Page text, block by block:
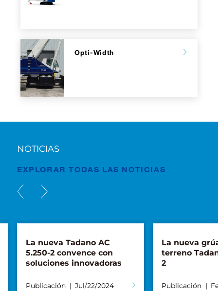
Opti-Width
NOTICIAS
EXPLORAR TODAS LAS NOTICIAS
La nueva Tadano AC
5.250-2 convence con
soluciones innovadoras
Publicación Jul/22/2024
La nueva
terreno
2
Publicación